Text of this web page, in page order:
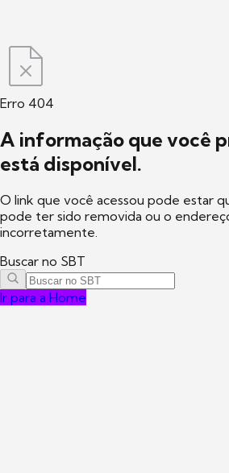
Erro 404
A informação que você
está disponível.
O link que você acessou pode estar
pode ter sido removida ou o
incorretamente.
Buscar no SBT
Ir para a Home